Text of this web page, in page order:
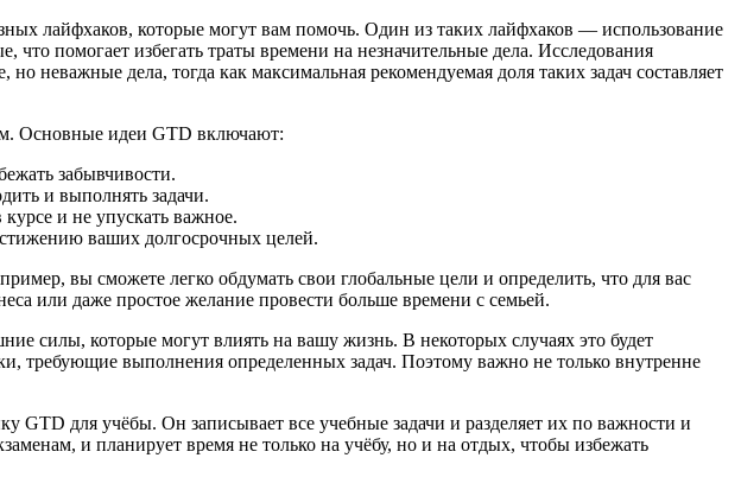
лайфхаков, которые могут вам помочь. Один из таких лайфхаков — использование
что помогает избегать траты времени на незначительные дела. Исследования
неважные дела, тогда как максимальная рекомендуемая доля таких задач составляет
Основные идеи GTD включают:
забывчивости.
и выполнять задачи.
и не упускать важное.
ваших долгосрочных целей.
вы сможете легко обдумать свои глобальные цели и определить, что для вас
или даже простое желание провести больше времени с семьей.
силы, которые могут влиять на вашу жизнь. В некоторых случаях это будет
требующие выполнения определенных задач. Поэтому важно не только внутренне
GTD для учёбы. Он записывает все учебные задачи и разделяет их по важности и
и планирует время не только на учёбу, но и на отдых, чтобы избежать